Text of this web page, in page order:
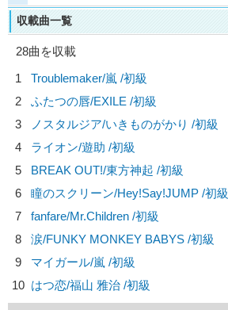
収載曲一覧
28曲を収載
1
Troublemaker/嵐 /初級
2
ふたつの唇/EXILE /初級
3
ノスタルジア/いきものがかり /初級
4
ライオン/遊助 /初級
5
BREAK OUT!/東方神起 /初級
6
瞳のスクリーン/Hey!Say!JUMP /初級
7
fanfare/Mr.Children /初級
8
涙/FUNKY MONKEY BABYS /初級
9
マイガール/嵐 /初級
10 はつ恋/福山 雅治 /初級